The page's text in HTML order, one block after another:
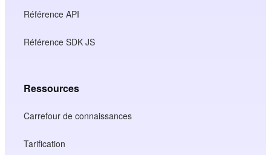
Référence API
Référence SDK JS
Ressources
Carrefour de connaissances
Tarification